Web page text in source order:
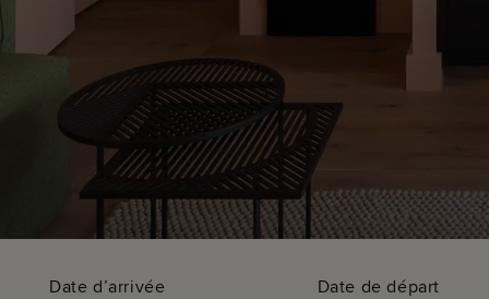
Date d’arrivée Date de départ